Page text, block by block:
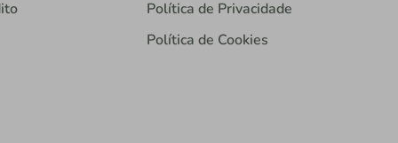
Política de Privacidade
Política de Cookies